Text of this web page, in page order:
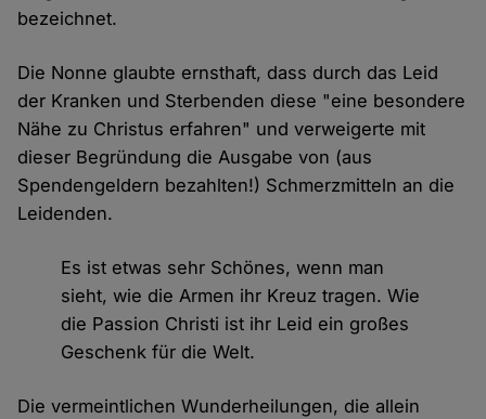
bezeichnet.
Die Nonne glaubte ernsthaft, dass durch das Leid
der Kranken und Sterbenden diese "eine besondere
Nähe zu Christus erfahren" und verweigerte mit
dieser Begründung die Ausgabe von (aus
Spendengeldern bezahlten!) Schmerzmitteln an die
Leidenden.
Es ist etwas sehr Schönes, wenn man
sieht, wie die Armen ihr Kreuz tragen. Wie
die Passion Christi ist ihr Leid ein großes
Geschenk für die Welt.
Die vermeintlichen Wunderheilungen, die allein